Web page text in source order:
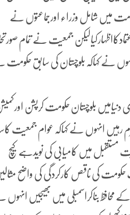
میں شامل وزراء اورجماعتوں نے
جمعیت نے تمام
نے کہاکہ بلوچستان کی سابق حکومت
بلوچستان حکومت کرپشن
رہیں انہوں نے کہاکہ عوام جمعیت
مستقبل میں کامیابی کی نویدہے کیچ
حکومت کی ناقص کارکردگی کی واضح
محافظ بناکراسمبلی میں بھیجیں انہوں